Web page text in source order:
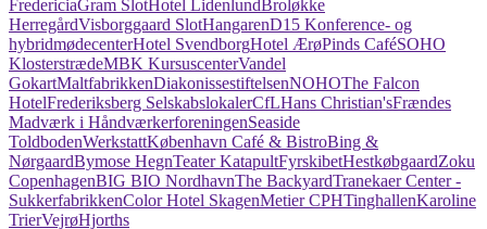
FredericiaGram SlotHotel LidenlundBroløkke
HerregårdVisborggaard SlotHangarenD15 Konference- og
hybridmødecenterHotel SvendborgHotel ÆrøPinds CaféSOHO
KlosterstrædeMBK KursuscenterVandel
GokartMaltfabrikkenDiakonissestiftelsenNOHOThe Falcon
HotelFrederiksberg SelskabslokalerCfLHans Christian'sFrændes
Madværk i HåndværkerforeningenSeaside
ToldbodenWerkstattKøbenhavn Café & BistroBing &
NørgaardBymose HegnTeater KatapultFyrskibetHestkøbgaardZoku
CopenhagenBIG BIO NordhavnThe BackyardTranekaer Center -
SukkerfabrikkenColor Hotel SkagenMetier CPHTinghallenKaroline
TrierVejrøHjorths